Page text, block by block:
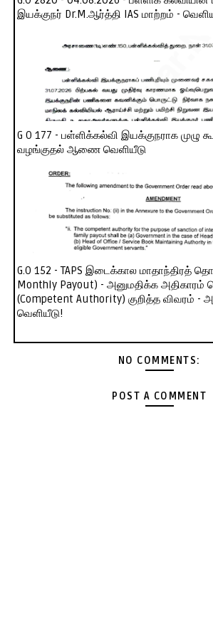
இயக்குநர் Dr.M.ஆர்த்தி IAS மாற்றம் -
G O 177 - பள்ளிக்கல்வி இயக்குநராக முழு
வழங்குதல் ஆணை வெளியீடு
G.O 152 - TAPS இடைக்கால மாதாந்திரத்
Monthly Payout) - அனுமதிக்க அதிகாரம்
(Competent Authority) குறித்த விவரம்
வெளியீடு!
NO COMMENTS:
POST A COMMENT